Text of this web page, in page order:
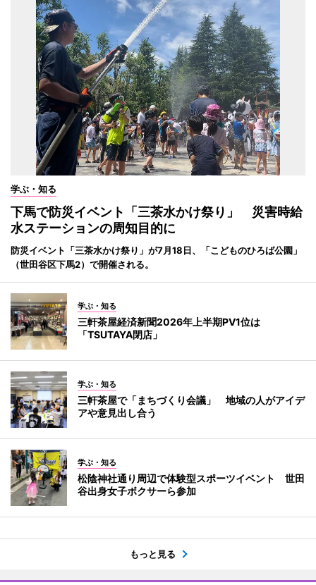
学ぶ・知る
下馬で防災イベント「三茶水かけ祭り」 災害時給
水ステーションの周知目的に
防災イベント「三茶水かけ祭り」が7月18日、「こどものひろば公園」
（世田谷区下馬2）で開催される。
学ぶ・知る
三軒茶屋経済新聞2026年上半期PV1位は
「TSUTAYA閉店」
学ぶ・知る
三軒茶屋で「まちづくり会議」 地域の人がアイデ
アや意見出し合う
学ぶ・知る
松陰神社通り周辺で体験型スポーツイベント 世田
谷出身女子ボクサーら参加
もっと見る